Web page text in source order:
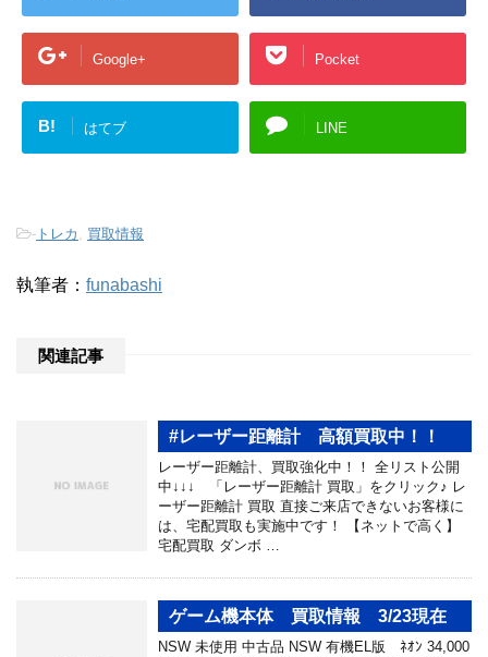
Google+ Pocket
B! はてブ LINE
- トレカ , 買取情報
執筆者： funabashi
関連記事
#レーザー距離計 高額買取中！！
レーザー距離計、買取強化中！！ 全リスト公開
中↓↓↓ 「レーザー距離計 買取」をクリック♪ レ
ーザー距離計 買取 直接ご来店できないお客様に
は、宅配買取も実施中です！ 【ネットで高く】
宅配買取 ダンボ …
ゲーム機本体 買取情報 3/23現在
NSW 未使用 中古品 NSW 有機EL版 ﾈｵﾝ 34,000